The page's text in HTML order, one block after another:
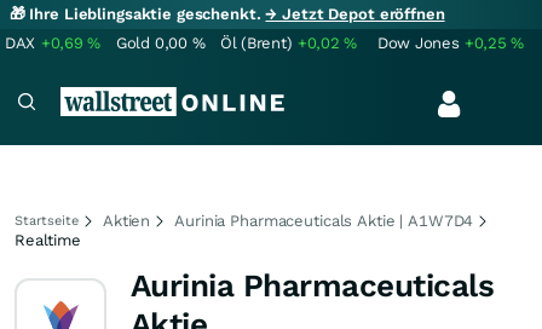
🎁 Ihre Lieblingsaktie geschenkt.→ Jetzt Depot eröffnen
DAX +0,69% Gold 0,00 % Öl (Brent) +0,02% Dow Jones +0,25%
Startseite Aktien
Aurinia Pharmaceuticals Aktie | A1W7D4
Realtime
Aurinia Pharmaceuticals